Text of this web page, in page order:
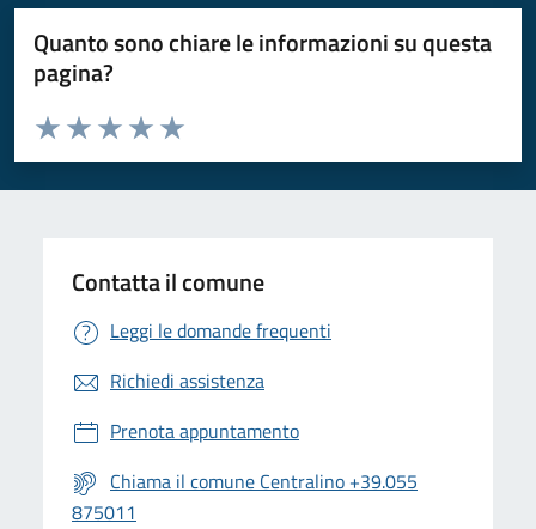
Quanto sono chiare le informazioni su questa
pagina?
Valuta da 1 a 5 stelle la pagina
Valuta 5 stelle su 5
Valuta 4 stelle su 5
Valuta 3 stelle su 5
Valuta 2 stelle su 5
Valuta 1 stelle su 5
Contatta il comune
Leggi le domande frequenti
Richiedi assistenza
Prenota appuntamento
Chiama il comune Centralino +39.055
875011